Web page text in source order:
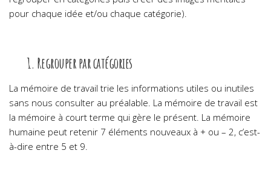
pour chaque idée et/ou chaque catégorie).
1. Regrouper par catégories
La mémoire de travail trie les informations utiles ou inutiles
sans nous consulter au préalable. La mémoire de travail est
la mémoire à court terme qui gère le présent. La mémoire
humaine peut retenir 7 éléments nouveaux à + ou – 2, c’est-
à-dire entre 5 et 9.